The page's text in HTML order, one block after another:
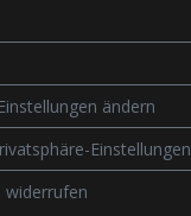
ändern
Einstellungen
widerrufen